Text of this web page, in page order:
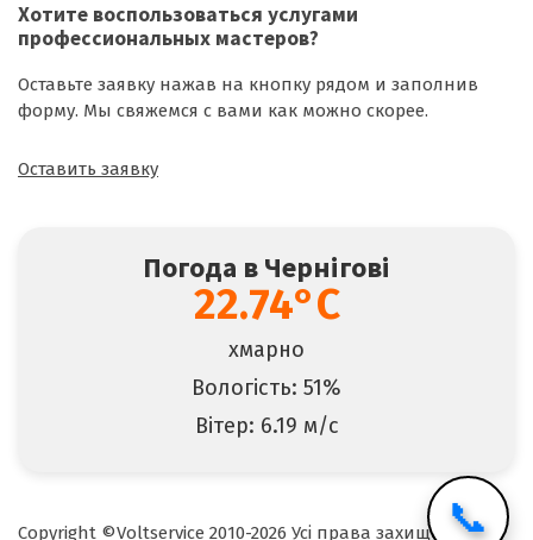
Хотите воспользоваться услугами
профессиональных мастеров?
Оставьте заявку нажав на кнопку рядом и заполнив
форму. Мы свяжемся с вами как можно скорее.
Оставить заявку
Погода в Чернігові
22.74°C
хмарно
Вологість: 51%
Вітер: 6.19 м/с
📞
Copyright ©Voltservice 2010-2026 Усі права захищені.